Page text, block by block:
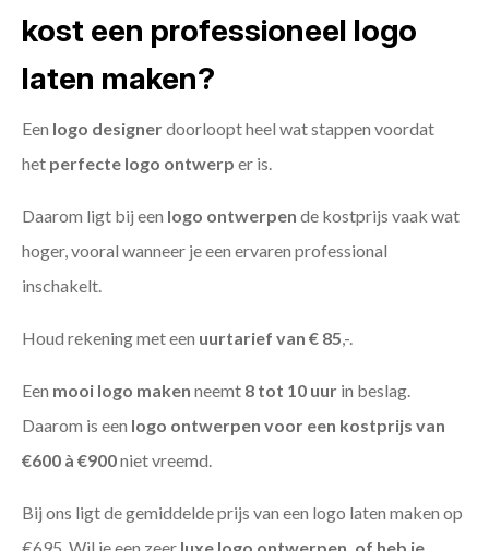
kost een professioneel logo
laten maken?
Een logo designerdoorloopt heel wat stappen voordat
het perfecte logo ontwerp er is.
Daarom ligt bij een logo ontwerpen de kostprijs vaak wat
hoger, vooral wanneer je een ervaren professional
inschakelt.
Houd rekening met een uurtarief van € 85,-.
Een mooi logo maken neemt 8 tot 10 uur in beslag.
Daarom is een logo ontwerpen voor een kostprijs van
€600 à €900niet vreemd.
Bij ons ligt de gemiddelde prijs van een logo laten maken op